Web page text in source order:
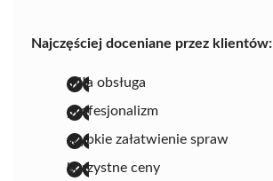
Najczęściej doceniane przez klientów:
miła obsługa
profesjonalizm
szybkie załatwienie spraw
korzystne ceny